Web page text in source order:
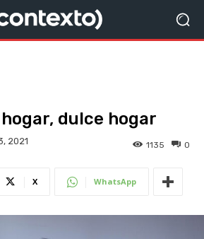
dulce hogar
2021 0
1135
X WhatsApp